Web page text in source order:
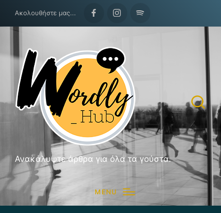
Ακολουθήστε μας...
FacebookInstagramSpotify
Ανακάλυψτε άρθρα για όλα τα γούστα.
MENU